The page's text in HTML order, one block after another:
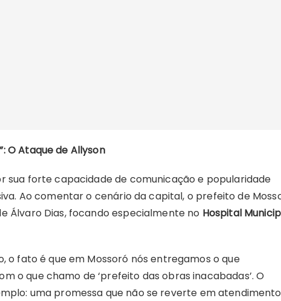
O Ataque de Allyson
sua forte capacidade de comunicação e popularidade
Ao comentar o cenário da capital, o prefeito de
Álvaro Dias, focando especialmente no Hospital
o fato é que em Mossoró nós entregamos o que
o que chamo de ‘prefeito das obras inacabadas’. O
uma promessa que não se reverte em atendimento